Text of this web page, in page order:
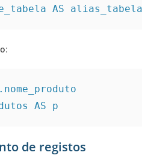
AS
:
AS p
de registos